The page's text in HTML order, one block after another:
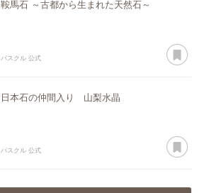
鞍馬石 ～古都から生まれた天然石～
パスクル 公式
日本石の仲間入り 山梨水晶
パスクル 公式